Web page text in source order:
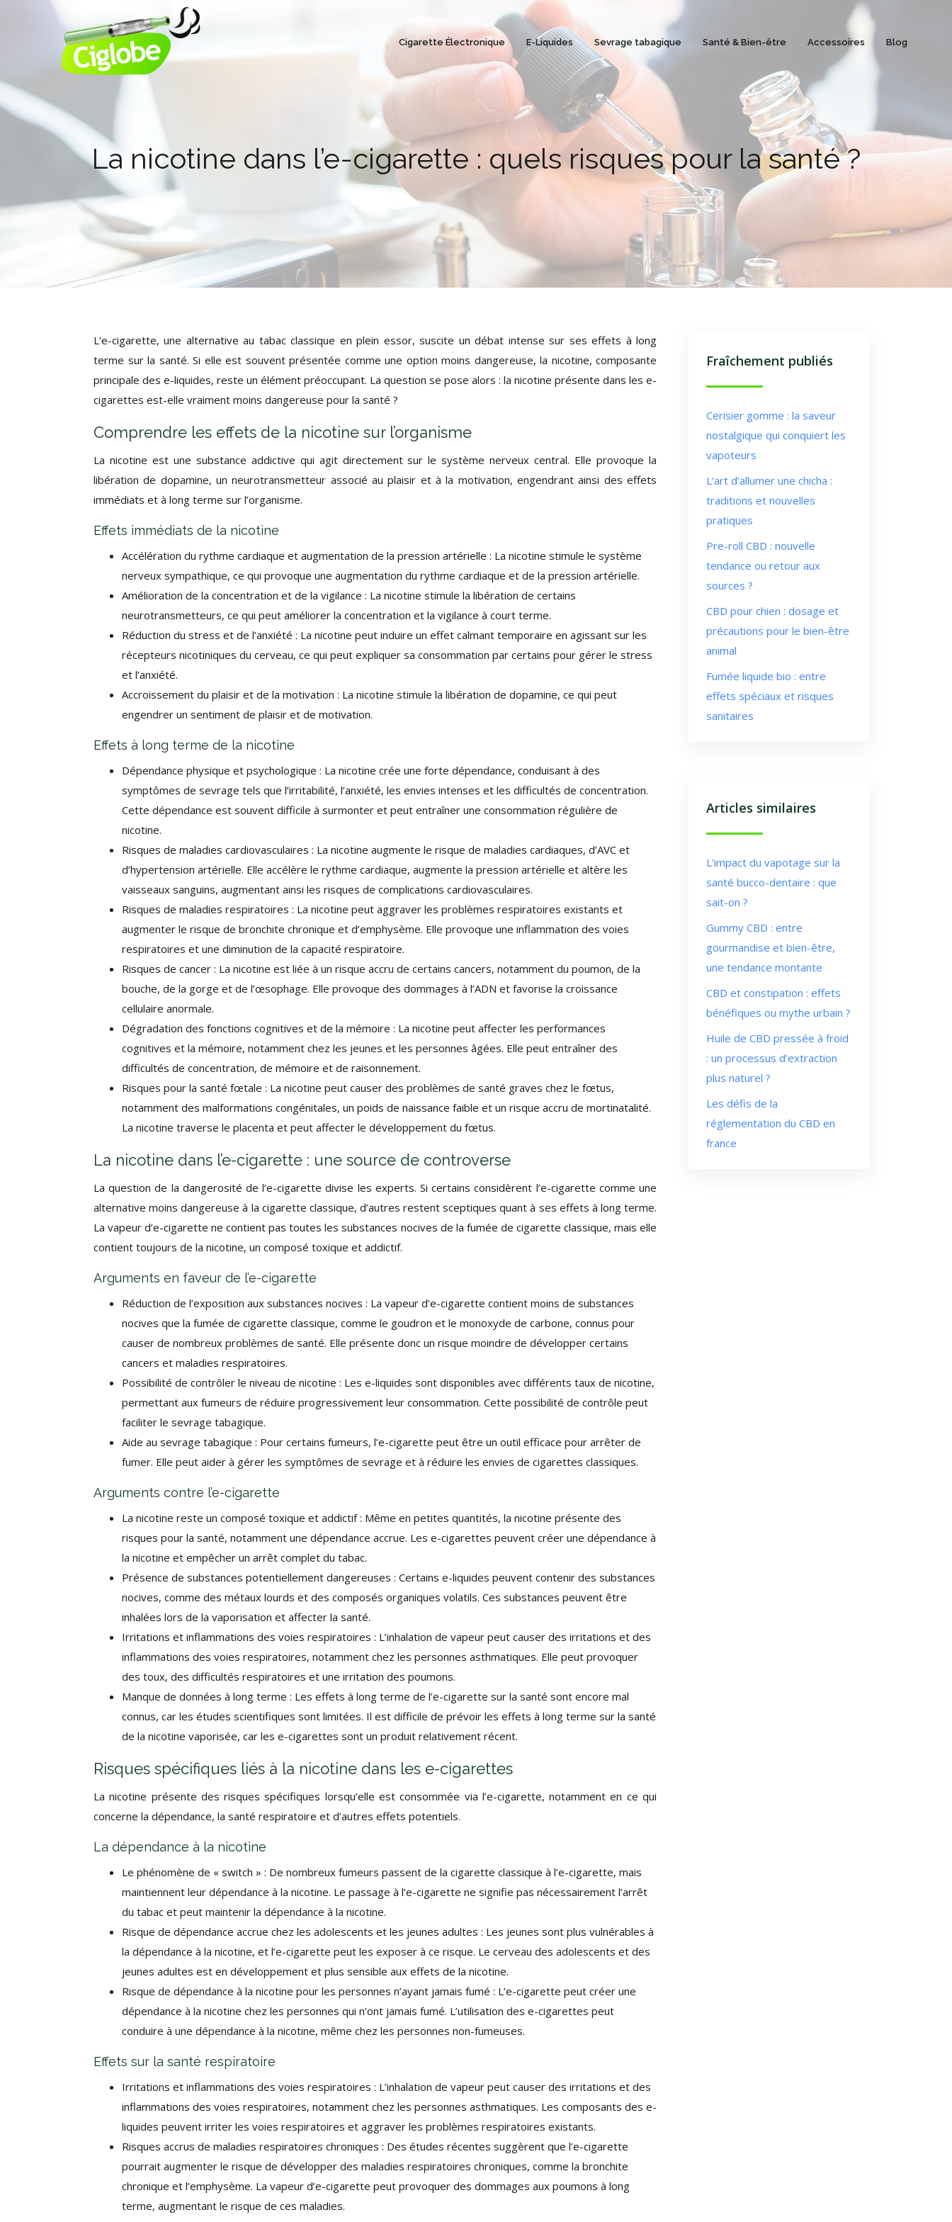
Cigarette Électronique E-Liquides Sevrage tabagique Santé & Bien-être Accessoires Blog
La nicotine dans l’e-cigarette : quels risques pour la santé ?
L’e-cigarette, une alternative au tabac classique en plein essor, suscite un débat intense sur ses effets à long
terme sur la santé. Si elle est souvent présentée comme une option moins dangereuse, la nicotine, composante
principale des e-liquides, reste un élément préoccupant. La question se pose alors : la nicotine présente dans les e-
cigarettes est-elle vraiment moins dangereuse pour la santé ?
Comprendre les effets de la nicotine sur l’organisme
La nicotine est une substance addictive qui agit directement sur le système nerveux central. Elle provoque la
libération de dopamine, un neurotransmetteur associé au plaisir et à la motivation, engendrant ainsi des effets
immédiats et à long terme sur l’organisme.
Effets immédiats de la nicotine
Accélération du rythme cardiaque et augmentation de la pression artérielle : La nicotine stimule le système
nerveux sympathique, ce qui provoque une augmentation du rythme cardiaque et de la pression artérielle.
Amélioration de la concentration et de la vigilance : La nicotine stimule la libération de certains
neurotransmetteurs, ce qui peut améliorer la concentration et la vigilance à court terme.
Réduction du stress et de l’anxiété : La nicotine peut induire un effet calmant temporaire en agissant sur les
récepteurs nicotiniques du cerveau, ce qui peut expliquer sa consommation par certains pour gérer le stress
et l’anxiété.
Accroissement du plaisir et de la motivation : La nicotine stimule la libération de dopamine, ce qui peut
engendrer un sentiment de plaisir et de motivation.
Effets à long terme de la nicotine
Dépendance physique et psychologique : La nicotine crée une forte dépendance, conduisant à des
symptômes de sevrage tels que l’irritabilité, l’anxiété, les envies intenses et les difficultés de concentration.
Cette dépendance est souvent difficile à surmonter et peut entraîner une consommation régulière de
nicotine.
Risques de maladies cardiovasculaires : La nicotine augmente le risque de maladies cardiaques, d’AVC et
d’hypertension artérielle. Elle accélère le rythme cardiaque, augmente la pression artérielle et altère les
vaisseaux sanguins, augmentant ainsi les risques de complications cardiovasculaires.
Risques de maladies respiratoires : La nicotine peut aggraver les problèmes respiratoires existants et
augmenter le risque de bronchite chronique et d’emphysème. Elle provoque une inflammation des voies
respiratoires et une diminution de la capacité respiratoire.
Risques de cancer : La nicotine est liée à un risque accru de certains cancers, notamment du poumon, de la
bouche, de la gorge et de l’œsophage. Elle provoque des dommages à l’ADN et favorise la croissance
cellulaire anormale.
Dégradation des fonctions cognitives et de la mémoire : La nicotine peut affecter les performances
cognitives et la mémoire, notamment chez les jeunes et les personnes âgées. Elle peut entraîner des
difficultés de concentration, de mémoire et de raisonnement.
Risques pour la santé fœtale : La nicotine peut causer des problèmes de santé graves chez le fœtus,
notamment des malformations congénitales, un poids de naissance faible et un risque accru de mortinatalité.
La nicotine traverse le placenta et peut affecter le développement du fœtus.
La nicotine dans l’e-cigarette : une source de controverse
La question de la dangerosité de l’e-cigarette divise les experts. Si certains considèrent l’e-cigarette comme une
alternative moins dangereuse à la cigarette classique, d’autres restent sceptiques quant à ses effets à long terme.
La vapeur d’e-cigarette ne contient pas toutes les substances nocives de la fumée de cigarette classique, mais elle
contient toujours de la nicotine, un composé toxique et addictif.
Arguments en faveur de l’e-cigarette
Réduction de l’exposition aux substances nocives : La vapeur d’e-cigarette contient moins de substances
nocives que la fumée de cigarette classique, comme le goudron et le monoxyde de carbone, connus pour
causer de nombreux problèmes de santé. Elle présente donc un risque moindre de développer certains
cancers et maladies respiratoires.
Possibilité de contrôler le niveau de nicotine : Les e-liquides sont disponibles avec différents taux de nicotine,
permettant aux fumeurs de réduire progressivement leur consommation. Cette possibilité de contrôle peut
faciliter le sevrage tabagique.
Aide au sevrage tabagique : Pour certains fumeurs, l’e-cigarette peut être un outil efficace pour arrêter de
fumer. Elle peut aider à gérer les symptômes de sevrage et à réduire les envies de cigarettes classiques.
Arguments contre l’e-cigarette
La nicotine reste un composé toxique et addictif : Même en petites quantités, la nicotine présente des
risques pour la santé, notamment une dépendance accrue. Les e-cigarettes peuvent créer une dépendance à
la nicotine et empêcher un arrêt complet du tabac.
Présence de substances potentiellement dangereuses : Certains e-liquides peuvent contenir des substances
nocives, comme des métaux lourds et des composés organiques volatils. Ces substances peuvent être
inhalées lors de la vaporisation et affecter la santé.
Irritations et inflammations des voies respiratoires : L’inhalation de vapeur peut causer des irritations et des
inflammations des voies respiratoires, notamment chez les personnes asthmatiques. Elle peut provoquer
des toux, des difficultés respiratoires et une irritation des poumons.
Manque de données à long terme : Les effets à long terme de l’e-cigarette sur la santé sont encore mal
connus, car les études scientifiques sont limitées. Il est difficile de prévoir les effets à long terme sur la santé
de la nicotine vaporisée, car les e-cigarettes sont un produit relativement récent.
Risques spécifiques liés à la nicotine dans les e-cigarettes
La nicotine présente des risques spécifiques lorsqu’elle est consommée via l’e-cigarette, notamment en ce qui
concerne la dépendance, la santé respiratoire et d’autres effets potentiels.
La dépendance à la nicotine
Le phénomène de « switch » : De nombreux fumeurs passent de la cigarette classique à l’e-cigarette, mais
maintiennent leur dépendance à la nicotine. Le passage à l’e-cigarette ne signifie pas nécessairement l’arrêt
du tabac et peut maintenir la dépendance à la nicotine.
Risque de dépendance accrue chez les adolescents et les jeunes adultes : Les jeunes sont plus vulnérables à
la dépendance à la nicotine, et l’e-cigarette peut les exposer à ce risque. Le cerveau des adolescents et des
jeunes adultes est en développement et plus sensible aux effets de la nicotine.
Risque de dépendance à la nicotine pour les personnes n’ayant jamais fumé : L’e-cigarette peut créer une
dépendance à la nicotine chez les personnes qui n’ont jamais fumé. L’utilisation des e-cigarettes peut
conduire à une dépendance à la nicotine, même chez les personnes non-fumeuses.
Effets sur la santé respiratoire
Irritations et inflammations des voies respiratoires : L’inhalation de vapeur peut causer des irritations et des
inflammations des voies respiratoires, notamment chez les personnes asthmatiques. Les composants des e-
liquides peuvent irriter les voies respiratoires et aggraver les problèmes respiratoires existants.
Risques accrus de maladies respiratoires chroniques : Des études récentes suggèrent que l’e-cigarette
pourrait augmenter le risque de développer des maladies respiratoires chroniques, comme la bronchite
chronique et l’emphysème. La vapeur d’e-cigarette peut provoquer des dommages aux poumons à long
terme, augmentant le risque de ces maladies.
Fraîchement publiés
Cerisier gomme : la saveur
nostalgique qui conquiert les
vapoteurs
L’art d’allumer une chicha :
traditions et nouvelles
pratiques
Pre-roll CBD : nouvelle
tendance ou retour aux
sources ?
CBD pour chien : dosage et
précautions pour le bien-être
animal
Fumée liquide bio : entre
effets spéciaux et risques
sanitaires
Articles similaires
L’impact du vapotage sur la
santé bucco-dentaire : que
sait-on ?
Gummy CBD : entre
gourmandise et bien-être,
une tendance montante
CBD et constipation : effets
bénéfiques ou mythe urbain ?
Huile de CBD pressée à froid
: un processus d’extraction
plus naturel ?
Les défis de la
réglementation du CBD en
france